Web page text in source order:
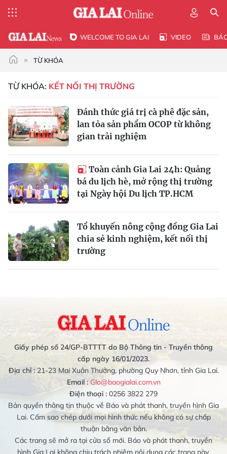
WELCOME TO GIA LAI VIDEO
TỪ KHÓA
TỪ KHÓA: KẾT NỐI THỊ TRƯỜNG
Đánh thức giá trị cà phê đặc sản,
lan tỏa sản phẩm OCOP từ không
gian trải nghiệm
Toàn cảnh Gia Lai 24h: Quảng
bá du lịch hè, mở rộng thị trường
tại Ngày hội Du lịch TP.HCM
Tổ khuyến nông cộng đồng Gia Lai
chia sẻ kinh nghiệm, kết nối thị
trường
Giấy phép số 24/GP-BTTTT do Bộ Thông tin - Truyền thông
cấp ngày 16/01/2023.
Địa chỉ :21-23 Mai Xuân Thưởng, phường Quy Nhơn, tỉnh Gia Lai.
Email : Glo@baogialai.com.vn
Điện thoại : 0256 3822 279
Bản quyền thông tin thuộc về Báo và phát thanh, truyền hình Gia
Lai. Cấm sao chép dưới mọi hình thức nếu không có sự chấp
thuận bằng văn bản.
Các trang sẽ mở ra tại cửa sổ mới. Báo và phát thanh, truyền
hình Gia Lai không chịu trách nhiệm nội dung các trang này.